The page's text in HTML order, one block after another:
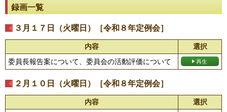
録画一覧
３月１７日（火曜日）［令和８年定例会］
内容
選択
委員長報告案について、委員会の活動評価について
２月１０日（火曜日）［令和８年定例会］
内容
選択